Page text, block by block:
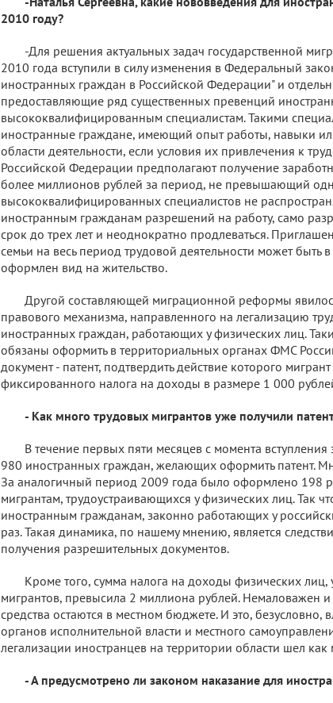
2010 году?
-Для решения актуальных задач государственной
2010 года вступили в силу изменения в Федеральный
иностранных граждан в Российской Федерации" и
предоставляющие ряд существенных превенций
высококвалифицированным специалистам. Такими
иностранные граждане, имеющий опыт работы, навыки
области деятельности, если условия их привлечения к
Российской Федерации предполагают получение
более миллионов рублей за период, не превышающий
высококвалифицированных специалистов не
иностранным гражданам разрешений на работу, само
срок до трех лет и неоднократно продлеваться.
семьи на весь период трудовой деятельности может быть
оформлен вид на жительство.
Другой составляющей миграционной реформы
правового механизма, направленного на легализацию
иностранных граждан, работающих у физических лиц.
обязаны оформить в территориальных органах ФМС
документ - патент, подтвердить действие которого
фиксированного налога на доходы в размере 1 000
- Как много трудовых мигрантов уже получили
В течение первых пяти месяцев с момента вступления
980 иностранных граждан, желающих оформить патент.
За аналогичный период 2009 года было оформлено 198
мигрантам, трудоустраивающихся у физических лиц. Так
иностранным гражданам, законно работающих у
раз. Такая динамика, по нашему мнению, является
получения разрешительных документов.
Кроме того, сумма налога на доходы физических лиц,
мигрантов, превысила 2 миллиона рублей. Немаловажен и
средства остаются в местном бюджете. И это, безусловно,
органов исполнительной власти и местного
легализации иностранцев на территории области шел как
- А предусмотрено ли законом наказание для